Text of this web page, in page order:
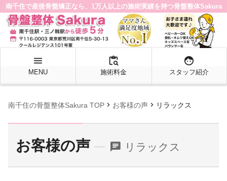
南千住で産後骨盤矯正なら、1万人以上の施術実績を持つ骨盤整体Sakura
menu
MENU
content_paste_search
施術料金
face
スタッフ紹介
南千住の骨盤整体Sakura TOP chevron_right お客様の声 chevron_right リラックス
お客様の声 chat リラックス